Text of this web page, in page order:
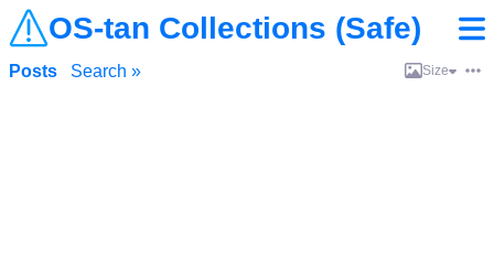
OS-tan Collections (Safe)
Posts Search » Size